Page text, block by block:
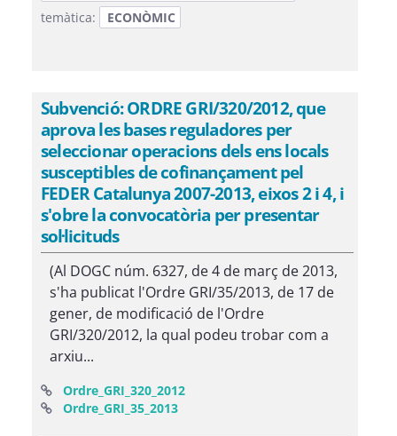
temàtica:
ECONÒMIC
Subvenció: ORDRE GRI/320/2012, que
aprova les bases reguladores per
seleccionar operacions dels ens locals
susceptibles de cofinançament pel
FEDER Catalunya 2007-2013, eixos 2 i 4, i
s'obre la convocatòria per presentar
sol·licituds
(Al DOGC núm. 6327, de 4 de març de 2013,
s'ha publicat l'Ordre GRI/35/2013, de 17 de
gener, de modificació de l'Ordre
GRI/320/2012, la qual podeu trobar com a
arxiu...
Ordre_GRI_320_2012(Obre una finestra nova)
Ordre_GRI_35_2013(Obre una finestra nova)